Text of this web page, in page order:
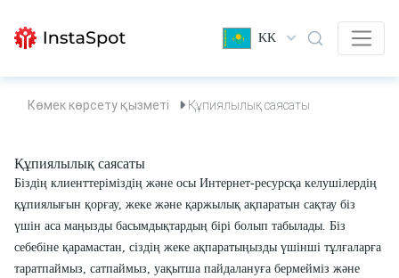
KK
Көмек көрсету қызметі Құпиялылық саясаты
Құпиялылық саясаты
Біздің клиенттеріміздің және осы Интернет-ресурсқа келушілердің
құпиялығын қорғау, жеке және қаржылық ақпаратын сақтау біз
үшін аса маңызды басымдықтардың бірі болып табылады. Біз
себебіне қарамастан, сіздің жеке ақпаратыңызды үшінші тұлғаларға
таратпаймыз, сатпаймыз, уақытша пайдалануға бермейміз және